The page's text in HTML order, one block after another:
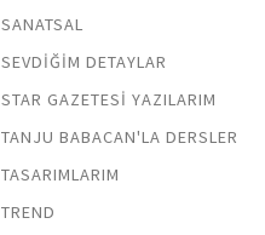
SANATSAL
SEVDIĞIM DETAYLAR
STAR GAZETESI YAZILARIM
TANJU BABACAN'LA DERSLER
TASARIMLARIM
TREND